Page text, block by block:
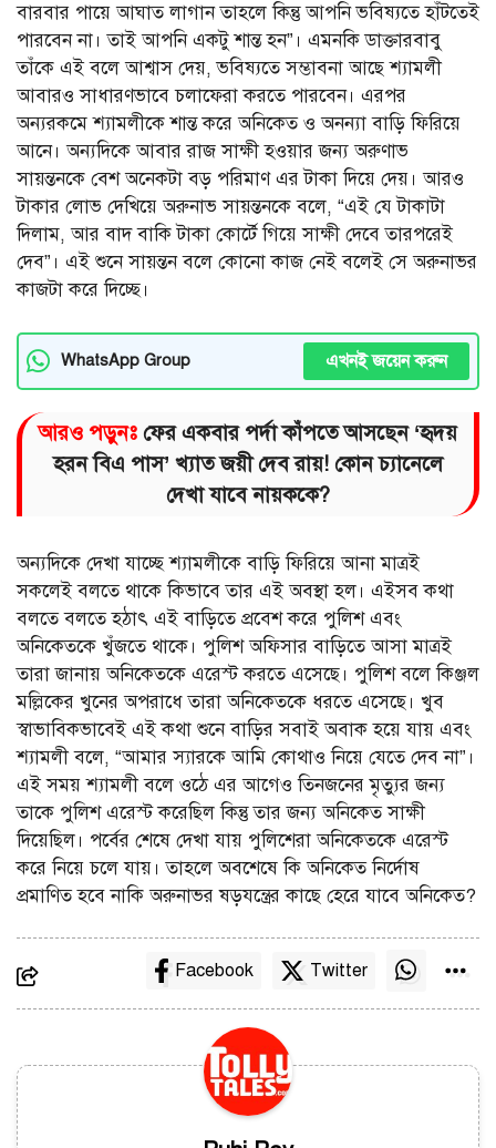
বারবার পায়ে আঘাত লাগান তাহলে কিন্তু আপনি ভবিষ্যতে হাঁটতেই
পারবেন না। তাই আপনি একটু শান্ত হন”। এমনকি ডাক্তারবাবু
তাঁকে এই বলে আশ্বাস দেয়, ভবিষ্যতে সম্ভাবনা আছে শ্যামলী
আবারও সাধারণভাবে চলাফেরা করতে পারবেন। এরপর
অন্যরকমে শ্যামলীকে শান্ত করে অনিকেত ও অনন্যা বাড়ি ফিরিয়ে
আনে। অন্যদিকে আবার রাজ সাক্ষী হওয়ার জন্য অরুণাভ
সায়ন্তনকে বেশ অনেকটা বড় পরিমাণ এর টাকা দিয়ে দেয়। আরও
টাকার লোভ দেখিয়ে অরুনাভ সায়ন্তনকে বলে, “এই যে টাকাটা
দিলাম, আর বাদ বাকি টাকা কোর্টে গিয়ে সাক্ষী দেবে তারপরেই
দেব”। এই শুনে সায়ন্তন বলে কোনো কাজ নেই বলেই সে অরুনাভর
কাজটা করে দিচ্ছে।
WhatsApp Group এখনই জয়েন করুন
আরও পড়ুনঃ ফের একবার পর্দা কাঁপতে আসছেন ‘হৃদয়
হরন বিএ পাস’ খ্যাত জয়ী দেব রায়! কোন চ্যানেলে
দেখা যাবে নায়ককে?
অন্যদিকে দেখা যাচ্ছে শ্যামলীকে বাড়ি ফিরিয়ে আনা মাত্রই
সকলেই বলতে থাকে কিভাবে তার এই অবস্থা হল। এইসব কথা
বলতে বলতে হঠাৎ এই বাড়িতে প্রবেশ করে পুলিশ এবং
অনিকেতকে খুঁজতে থাকে। পুলিশ অফিসার বাড়িতে আসা মাত্রই
তারা জানায় অনিকেতকে এরেস্ট করতে এসেছে। পুলিশ বলে কিঞ্জল
মল্লিকের খুনের অপরাধে তারা অনিকেতকে ধরতে এসেছে। খুব
স্বাভাবিকভাবেই এই কথা শুনে বাড়ির সবাই অবাক হয়ে যায় এবং
শ্যামলী বলে, “আমার স্যারকে আমি কোথাও নিয়ে যেতে দেব না”।
এই সময় শ্যামলী বলে ওঠে এর আগেও তিনজনের মৃত্যুর জন্য
তাকে পুলিশ এরেস্ট করেছিল কিন্তু তার জন্য অনিকেত সাক্ষী
দিয়েছিল। পর্বের শেষে দেখা যায় পুলিশেরা অনিকেতকে এরেস্ট
করে নিয়ে চলে যায়। তাহলে অবশেষে কি অনিকেত নির্দোষ
প্রমাণিত হবে নাকি অরুনাভর ষড়যন্ত্রের কাছে হেরে যাবে অনিকেত?
Facebook Twitter